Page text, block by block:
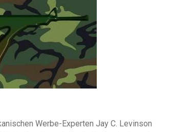
Werbe-Experten Jay C. Levinson